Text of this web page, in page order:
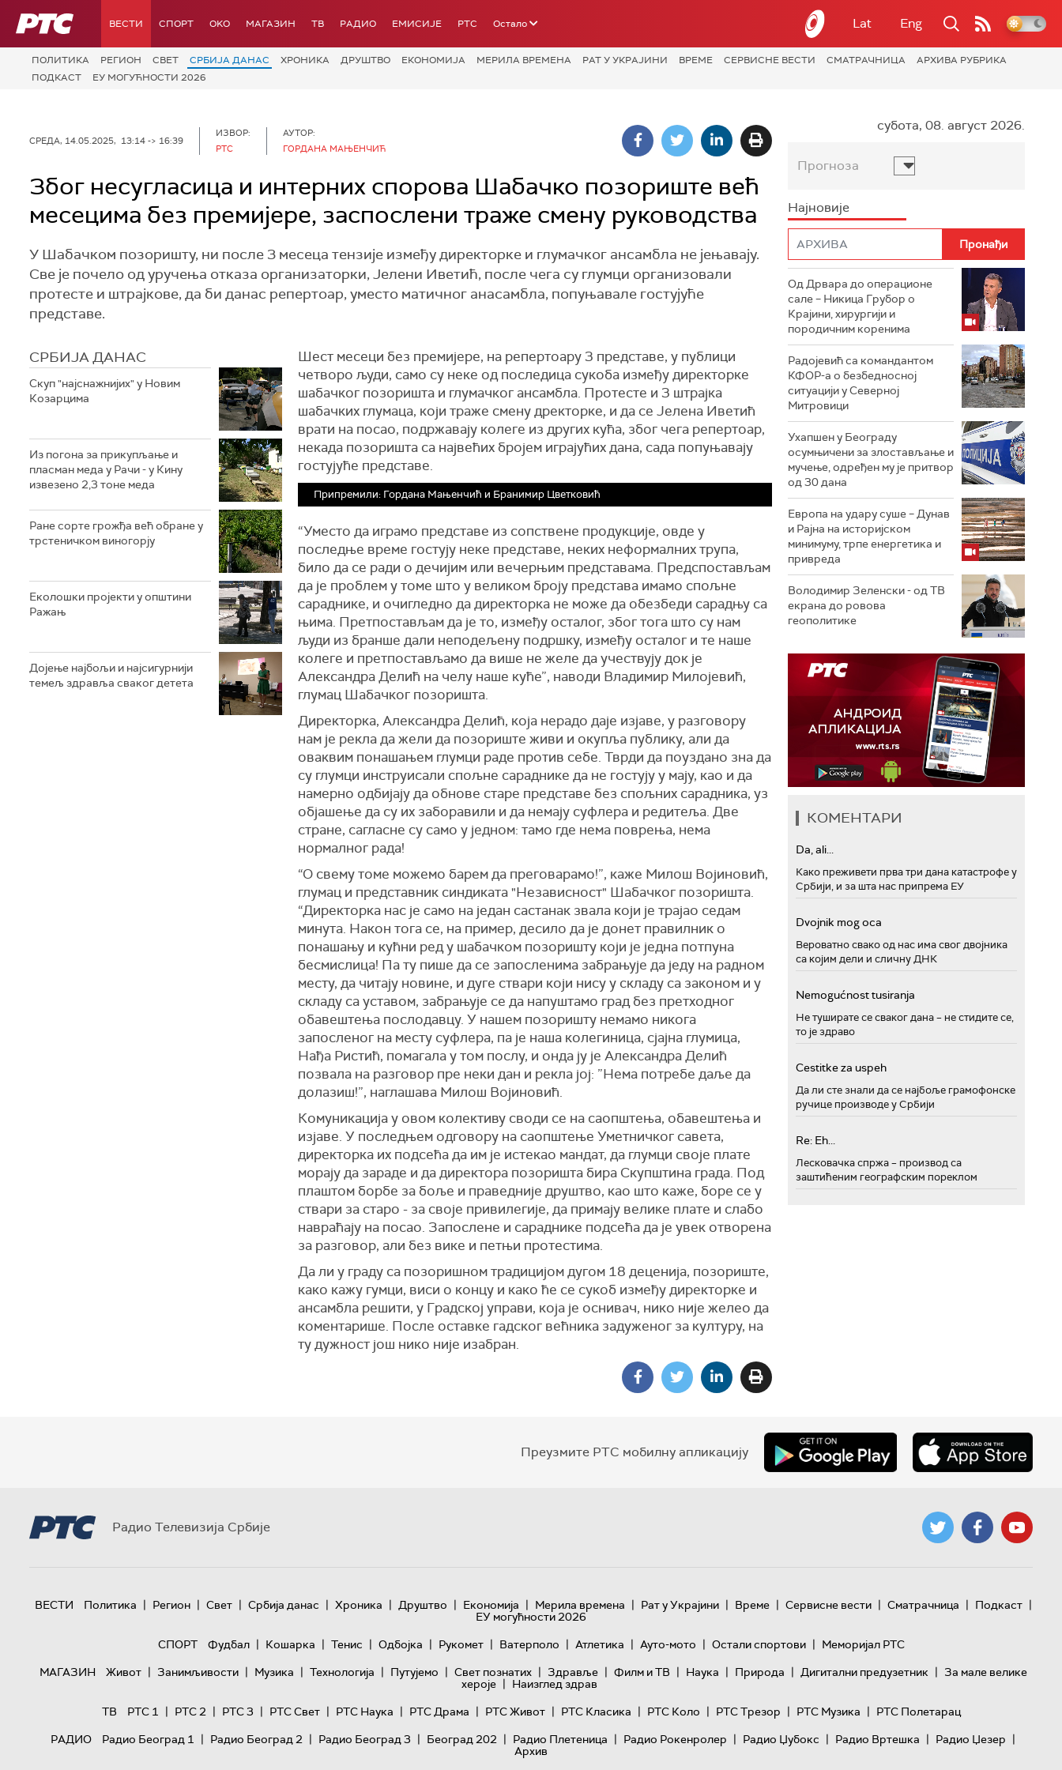
РТС ВЕСТИ СПОРТ OKO МАГАЗИН ТВ РАДИО ЕМИСИЈЕ РТС Остало Lat Eng
ПОЛИТИКА РЕГИОН СВЕТ СРБИЈА ДАНАС ХРОНИКА ДРУШТВО ЕКОНОМИЈА МЕРИЛА ВРЕМЕНА РАТ У УКРАЈИНИ ВРЕМЕ СЕРВИСНЕ ВЕСТИ СМАТРАЧНИЦА
АРХИВА РУБРИКА
ПОДКАСТ
ЕУ МОГУЋНОСТИ 2026
СРЕДА, 14.05.2025, 13:14 -> 16:39
ИЗВОР:
РТС
АУТОР:
ГОРДАНА МАЊЕНЧИЋ
Због несугласица и интерних спорова Шабачко позориште већ
месецима без премијере, заспослени траже смену руководства
У Шабачком позоришту, ни после 3 месеца тензије између директорке и глумачког ансамбла не јењавају.
Све је почело од уручења отказа организаторки, Јелени Иветић, после чега су глумци организовали
протесте и штрајкове, да би данас репертоар, уместо матичног анасамбла, попуњавале гостујуће
представе.
СРБИЈА ДАНАС
Скуп "најснажнијих" у Новим
Козарцима
Из погона за прикупљање и
пласман меда у Рачи - у Кину
извезено 2,3 тоне меда
Ране сорте грожђа већ обране у
трстеничком виногорју
Eколошки пројекти у општини
Ражањ
Дојење најбољи и најсигурнији
темељ здравља сваког детета
Шест месеци без премијере, на репертоару 3 представе, у публици
четворо људи, само су неке од последица сукоба између директорке
шабачког позоришта и глумачког ансамбла. Протесте и 3 штрајка
шабачких глумаца, који траже смену дректорке, и да се Јелена Иветић
врати на посао, подржавају колеге из других кућа, због чега репертоар,
некада позоришта са највећих бројем играјућих дана, сада попуњавају
гостујуће представе.
Припремили: Гордана Мањенчић и Бранимир Цветковић
“Уместо да играмо представе из сопствене продукције, овде у
последње време гостују неке представе, неких неформалних трупа,
било да се ради о дечијим или вечерњим представама. Предспостављам
да је проблем у томе што у великом броју представа имамо спољне
сараднике, и очигледно да директорка не може да обезбеди сарадњу са
њима. Претпостављам да је то, између осталог, због тога што су нам
људи из бранше дали неподељену подршку, између осталог и те наше
колеге и претпостављамо да више не желе да учествују док је
Александра Делић на челу наше куће”, наводи Владимир Милојевић,
глумац Шабачког позоришта.
Директорка, Александра Делић, која нерадо даје изјаве, у разговору
нам је рекла да жели да позориште живи и окупља публику, али да
оваквим понашањем глумци раде против себе. Тврди да поуздано зна да
су глумци инструисали спољне сараднике да не гостују у мају, као и да
намерно одбијају да обнове старе представе без спољних сарадника, уз
објашење да су их заборавили и да немају суфлера и редитеља. Две
стране, сагласне су само у једном: тамо где нема поврења, нема
нормалног рада!
“О свему томе можемо барем да преговарамо!”, каже Милош Војиновић,
глумац и представник синдиката "Независност" Шабачког позоришта.
“Директорка нас је само на један састанак звала који је трајао седам
минута. Након тога се, на пример, десило да је донет правилник о
понашању и кућни ред у шабачком позоришту који је једна потпуна
бесмислица! Па ту пише да се запосленима забрањује да једу на радном
месту, да читају новине, и дуге ствари који нису у складу са законом и у
складу са уставом, забрањује се да напуштамо град без претходног
обавештења послодавцу. У нашем позоришту немамо никога
запосленог на месту суфлера, па је наша колегиница, сјајна глумица,
Нађа Ристић, помагала у том послу, и онда ју је Александра Делић
позвала на разговор пре неки дан и рекла јој: ”Нема потребе даље да
долазиш!”, наглашава Милош Војиновић.
Комуникација у овом колективу своди се на саопштења, обавештења и
изјаве. У последњем одговору на саопштење Уметничког савета,
директорка их подсећа да им је истекао мандат, да глумци своје плате
морају да зараде и да директора позоришта бира Скупштина града. Под
плаштом борбе за боље и праведније друштво, као што каже, боре се у
ствари за старо - за своје привилегије, да примају велике плате и слабо
навраћају на посао. Запослене и сараднике подсећа да је увек отворена
за разговор, али без вике и петњи протестима.
Да ли у граду са позоришном традицијом дугом 18 деценија, позориште,
како кажу гумци, виси о концу и како ће се сукоб између директорке и
ансамбла решити, у Градској управи, која је оснивач, нико није желео да
коментарише. После оставке гадског већника задуженог за културу, на
ту дужност још нико није изабран.
субота, 08. август 2026.
Прогноза
Најновије
Од Дрвара до операционе
сале – Никица Грубор о
Крајини, хирургији и
породичним коренима
Радојевић са командантом
КФОР-а о безбедносној
ситуацији у Северној
Митровици
Ухапшен у Београду
осумњичени за злостављање и
мучење, одређен му је притвор
од 30 дана
Европа на удару суше – Дунав
и Рајна на историјском
минимуму, трпе енергетика и
привреда
Володимир Зеленски - од ТВ
екрана до ровова
геополитике
КОМЕНТАРИ
Da, ali...
Како преживети прва три дана катастрофе у
Србији, и за шта нас припрема ЕУ
Dvojnik mog oca
Вероватно свако од нас има свог двојника
са којим дели и сличну ДНК
Nemogućnost tusiranja
Не туширате се сваког дана – не стидите се,
то је здраво
Cestitke za uspeh
Да ли сте знали да се најбоље грамофонске
ручице производе у Србији
Re: Eh...
Лесковачка спржа – производ са
заштићеним географским пореклом
Преузмите РТС мобилну апликацију
Радио Телевизија Србије
ВЕСТИ Политика | Регион | Свет | Србија данас | Хроника | Друштво | Економија | Мерила времена | Рат у Украјини | Време | Сервисне вести | Сматрачница | Подкаст |
ЕУ могућности 2026
СПОРТ
Фудбал | Кошарка | Тенис | Одбојка | Рукомет | Ватерполо | Атлетика | Ауто-мото | Остали спортови | Меморијал РТС
МАГАЗИН
Живот | Занимљивости | Музика | Технологијa | Путујемо | Свет познатих | Здравље | Филм и ТВ | Наука | Природа | Дигитални предузетник | За мале велике
хероје | Наизглед здрав
ТВ
РТС 1 | РТС 2 | РТС 3 | РТС Свет | РТС Наука | РТС Драма | РТС Живот | РТС Класика | РТС Коло | РТС Трезор | РТС Музика | РТС Полетарац
РАДИО
Радио Београд 1 | Радио Београд 2 | Радио Београд 3 | Београд 202 | Радио Плетеница | Радио Рокенролер | Радио Џубокс | Радио Вртешка | Радио Џезер |
Архив